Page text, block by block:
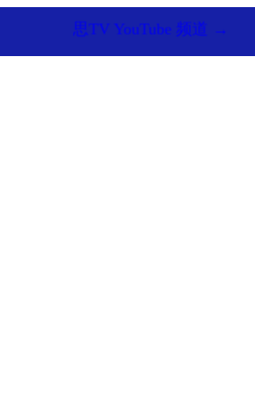
YouTube 频道 → ✦ 芙